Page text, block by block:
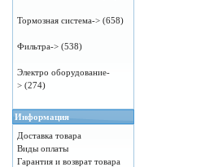
Тормозная система-> (658)
Фильтра-> (538)
Электро оборудование-
> (274)
Информация
Доставка товара
Виды оплаты
Гарантия и возврат товара